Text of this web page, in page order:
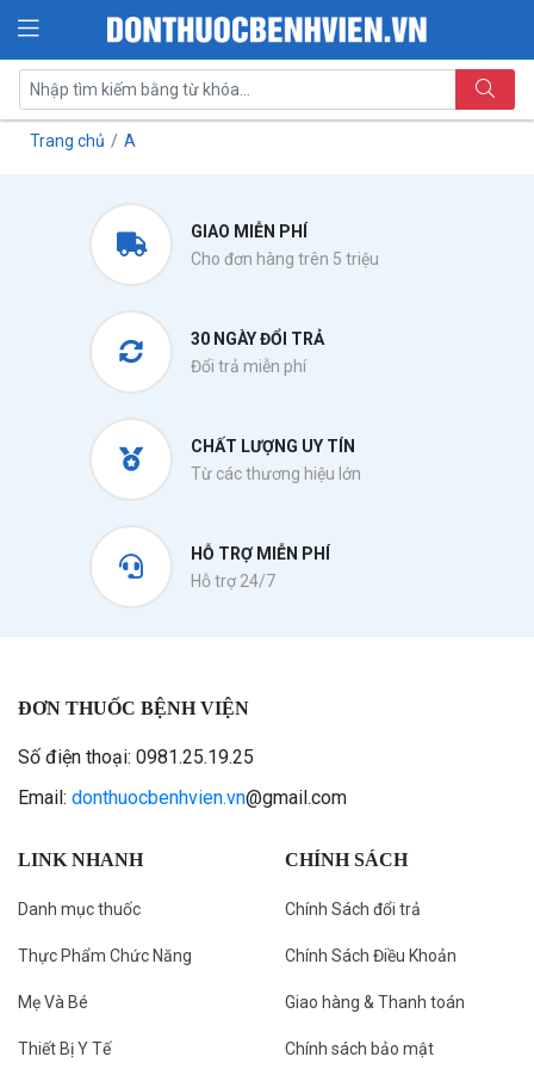
Trang chủ A
GIAO MIỄN PHÍ
Cho đơn hàng trên 5 triệu
30 NGÀY ĐỔI TRẢ
Đổi trả miễn phí
CHẤT LƯỢNG UY TÍN
Từ các thương hiệu lớn
HỖ TRỢ MIỄN PHÍ
Hỗ trợ 24/7
ĐƠN THUỐC BỆNH VIỆN
Số điện thoại: 0981.25.19.25
Email: donthuocbenhvien.vn@gmail.com
LINK NHANH
Danh mục thuốc
Thực Phẩm Chức Năng
Mẹ Và Bé
Thiết Bị Y Tế
CHÍNH SÁCH
Chính Sách đổi trả
Chính Sách Điều Khoản
Giao hàng & Thanh toán
Chính sách bảo mật